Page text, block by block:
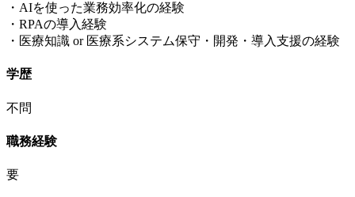
・AIを使った業務効率化の経験
・RPAの導入経験
・医療知識 or 医療系システム保守・開発・導入支援の経験
学歴
不問
職務経験
要